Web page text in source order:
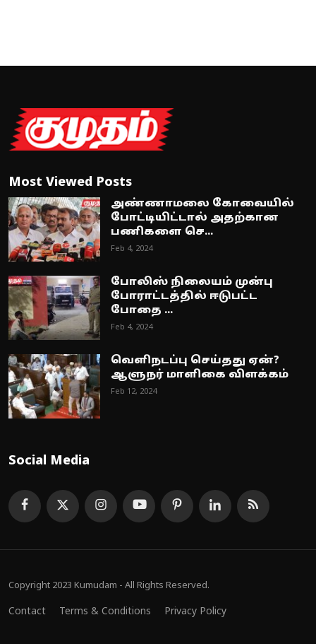
Most Viewed Posts
அண்ணாமலை கோவையில்
போட்டியிட்டால் அதற்கான
பணிகளை செ...
Feb 4, 2024
போலிஸ் நிலையம் முன்பு
போராட்டத்தில் ஈடுபட்ட
போதை ...
Feb 4, 2024
வெளிநடப்பு செய்தது ஏன்?
ஆளுநர் மாளிகை விளக்கம்
Feb 12, 2024
Social Media
Copyright 2023 Kumudam - All Rights Reserved.
Contact Terms & Conditions Privacy Policy